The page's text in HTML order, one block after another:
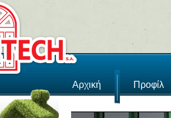
Αρχική Προφίλ